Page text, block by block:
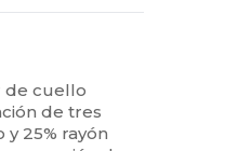
de cuello
de tres
25% rayón